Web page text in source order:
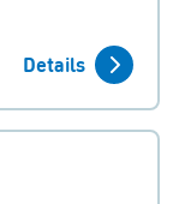
Details